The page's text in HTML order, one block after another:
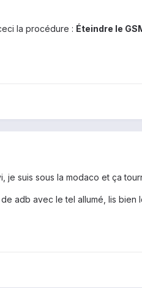
la procédure : Éteindre le
je suis sous la modaco et ça
adb avec le tel allumé, lis bien